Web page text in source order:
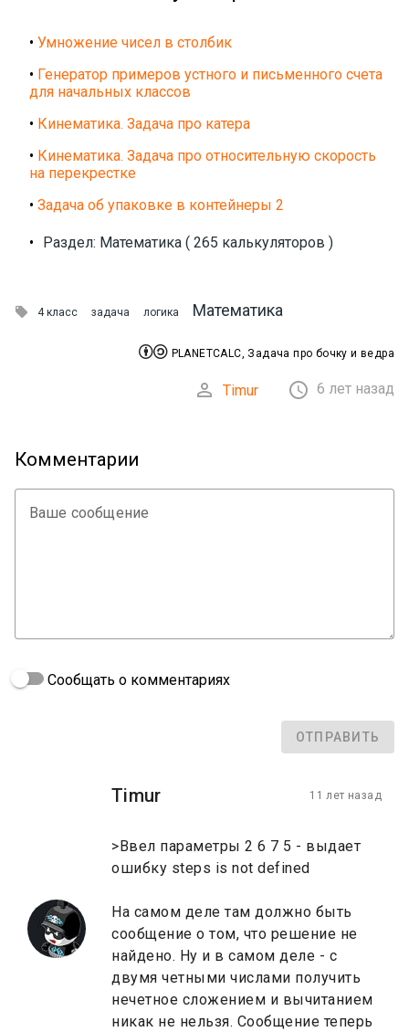
• Умножение чисел в столбик
• Генератор примеров устного и письменного счета
для начальных классов
• Кинематика. Задача про катера
• Кинематика. Задача про относительную скорость
на перекрестке
• Задача об упаковке в контейнеры 2
• Раздел: Математика ( 265 калькуляторов )
 4 класс задача логика Математика
 PLANETCALC, Задача про бочку и ведра
 Timur  6 лет назад
Комментарии
Ваше сообщение
Сообщать о комментариях
ОТПРАВИТЬ
Timur 11 лет назад
>Ввел параметры 2 6 7 5 - выдает
ошибку steps is not defined
На самом деле там должно быть
сообщение о том, что решение не
найдено. Ну и в самом деле - с
двумя четными числами получить
нечетное сложением и вычитанием
никак не нельзя. Сообщение теперь